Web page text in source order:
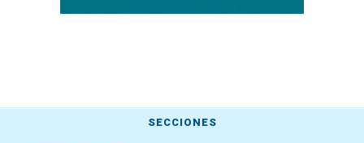
SECCIONES